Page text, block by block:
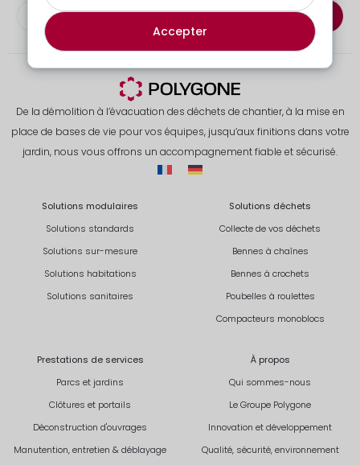
S'abonner à la newsletter
De la démolition à l’évacuation des déchets de chantier, à la mise en
place de bases de vie pour vos équipes, jusqu’aux finitions dans votre
jardin, nous vous offrons un accompagnement fiable et sécurisé.
Solutions modulaires
Solutions standards
Solutions sur-mesure
Solutions habitations
Solutions sanitaires
Solutions déchets
Collecte de vos déchets
Bennes à chaînes
Bennes à crochets
Poubelles à roulettes
Compacteurs monoblocs
Prestations de services
Parcs et jardins
Clôtures et portails
Déconstruction d'ouvrages
Manutention, entretien & déblayage
À propos
Qui sommes-nous
Le Groupe Polygone
Innovation et développement
Qualité, sécurité, environnement
Accepter